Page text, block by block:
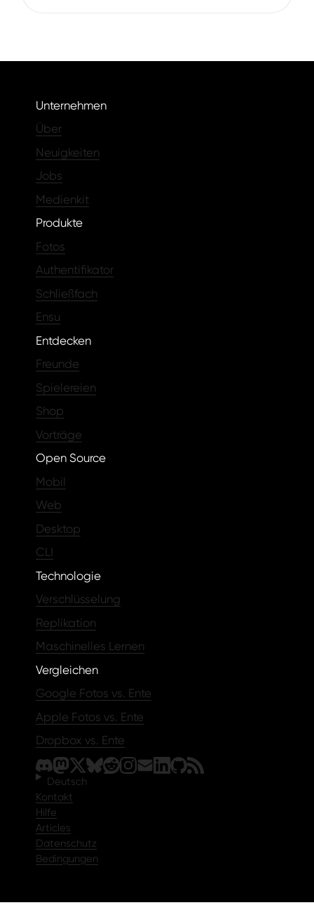
Unternehmen
Über
Neuigkeiten
Jobs
Medienkit
Produkte
Fotos
Authentifikator
Schließfach
Ensu
Entdecken
Freunde
Spielereien
Shop
Vorträge
Open Source
Mobil
Web
Desktop
CLI
Technologie
Verschlüsselung
Replikation
Maschinelles Lernen
Vergleichen
Google Fotos vs. Ente
Apple Fotos vs. Ente
Dropbox vs. Ente
Deutsch
Kontakt
Hilfe
Articles
Datenschutz
Bedingungen